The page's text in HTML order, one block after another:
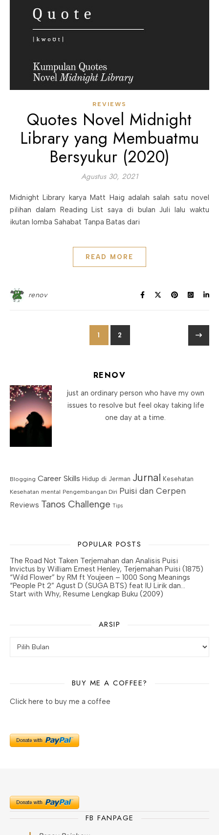
REVIEWS
Quotes Novel Midnight
Library yang Membuatmu
Bersyukur (2020)
Agustus 30, 2021
Midnight Library karya Matt Haig adalah salah satu novel
pilihan dalam Reading List saya di bulan Juli lalu waktu
ikutan lomba Sahabat Tanpa Batas dari
READ MORE
renov
1 2
RENOV
just an ordinary person who have my own
issues to resolve but feel okay taking life
one day at a time.
Blogging Career Skills Hidup di Jerman Jurnal Kesehatan
Kesehatan mental Pengembangan Diri Puisi dan Cerpen
Reviews Tanos Challenge Tips
POPULAR POSTS
The Road Not Taken Terjemahan dan Analisis Puisi
Invictus by William Ernest Henley, Terjemahan Puisi (1875)
“Wild Flower” by RM ft Youjeen – 1000 Song Meanings
“People Pt 2” Agust D (SUGA BTS) feat IU Lirik dan…
Start with Why, Resume Lengkap Buku (2009)
ARSIP
BUY ME A COFFEE?
Click here to buy me a coffee
FB FANPAGE